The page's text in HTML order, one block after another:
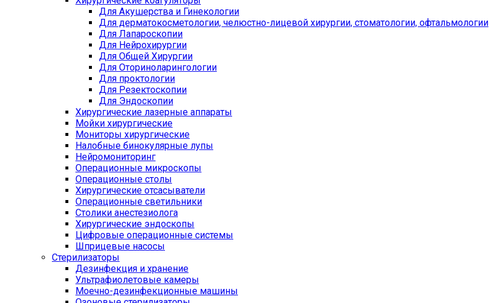
Для Акушерства и Гинекологии
Для дерматокосметологии, челюстно-лицевой хирургии, стоматологии, офтальмологии
Для Лапароскопии
Для Нейрохирургии
Для Общей Хирургии
Для Оториноларингологии
Для проктологии
Для Резектоскопии
Для Эндоскопии
Хирургические лазерные аппараты
Мойки хирургические
Мониторы хирургические
Налобные бинокулярные лупы
Нейромониторинг
Операционные микроскопы
Операционные столы
Хирургические отсасыватели
Операционные светильники
Столики анестезиолога
Хирургические эндоскопы
Цифровые операционные системы
Шприцевые насосы
Стерилизаторы
Дезинфекция и хранение
Ультрафиолетовые камеры
Моечно-дезинфекционные машины